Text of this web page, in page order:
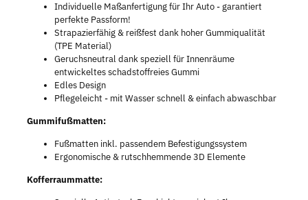
Individuelle Maßanfertigung für Ihr Auto - garantiert
perfekte Passform!
Strapazierfähig & reißfest dank hoher Gummiqualität
(TPE Material)
Geruchsneutral dank speziell für Innenräume
entwickeltes schadstoffreies Gummi
Edles Design
Pflegeleicht - mit Wasser schnell & einfach abwaschbar
Gummifußmatten:
Fußmatten inkl. passendem Befestigungssystem
Ergonomische & rutschhemmende 3D Elemente
Kofferraummatte: